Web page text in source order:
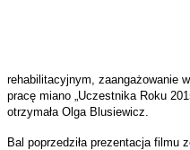
rehabilitacyjnym, zaangażowanie
pracę miano „Uczestnika Roku
otrzymała Olga Blusiewicz.
Bal poprzedziła prezentacja filmu